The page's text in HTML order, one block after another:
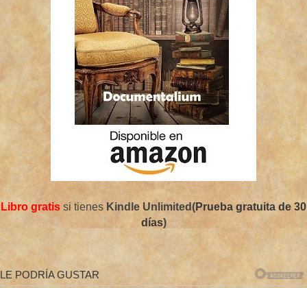
Libro gratis si tienes Kindle Unlimited(Prueba gratuita de 30
días)